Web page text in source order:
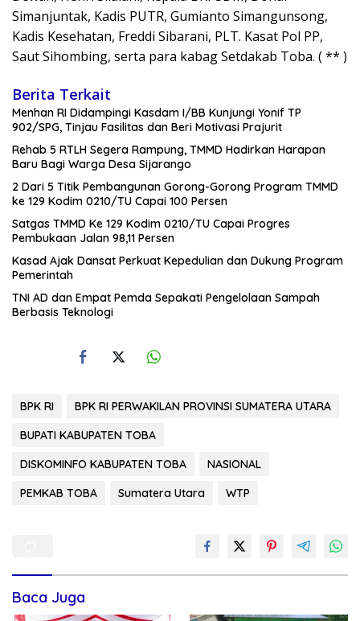
Simanjuntak, Kadis PUTR, Gumianto Simangunsong,
Kadis Kesehatan, Freddi Sibarani, PLT. Kasat Pol PP,
Saut Sihombing, serta para kabag Setdakab Toba. ( ** )
Berita Terkait
Menhan RI Didampingi Kasdam I/BB Kunjungi Yonif TP
902/SPG, Tinjau Fasilitas dan Beri Motivasi Prajurit
Rehab 5 RTLH Segera Rampung, TMMD Hadirkan Harapan
Baru Bagi Warga Desa Sijarango
2 Dari 5 Titik Pembangunan Gorong-Gorong Program TMMD
ke 129 Kodim 0210/TU Capai 100 Persen
Satgas TMMD Ke 129 Kodim 0210/TU Capai Progres
Pembukaan Jalan 98,11 Persen
Kasad Ajak Dansat Perkuat Kepedulian dan Dukung Program
Pemerintah
TNI AD dan Empat Pemda Sepakati Pengelolaan Sampah
Berbasis Teknologi
BPK RI
BPK RI PERWAKILAN PROVINSI SUMATERA UTARA
BUPATI KABUPATEN TOBA
DISKOMINFO KABUPATEN TOBA
NASIONAL
PEMKAB TOBA
Sumatera Utara WTP
Baca Juga